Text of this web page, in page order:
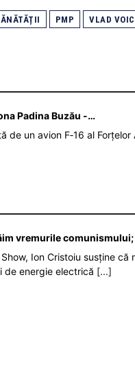
PMP VLAD
Padina Buzău -…
un avion F‑16 al
vremurile
Ion Cristoiu susține
de energie electrică [...]